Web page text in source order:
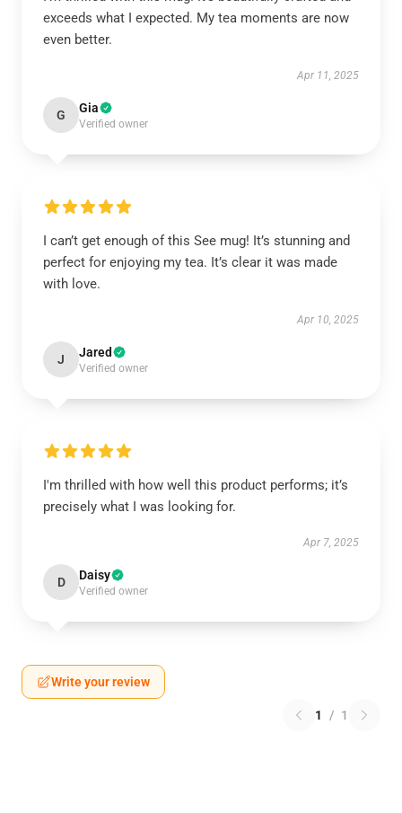
exceeds what I expected. My tea moments are now
even better.
Apr 11, 2025
G Gia
Verified owner
I can’t get enough of this See mug! It’s stunning and
perfect for enjoying my tea. It’s clear it was made
with love.
Apr 10, 2025
J Jared
Verified owner
I'm thrilled with how well this product performs; it’s
precisely what I was looking for.
Apr 7, 2025
D Daisy
Verified owner
Write your review
1 / 1